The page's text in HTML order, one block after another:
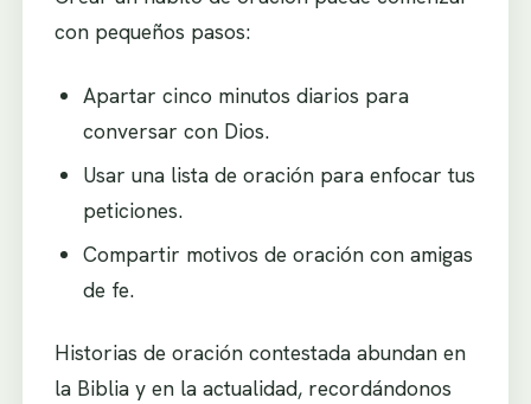
con pequeños pasos:
Apartar cinco minutos diarios para
conversar con Dios.
Usar una lista de oración para enfocar tus
peticiones.
Compartir motivos de oración con amigas
de fe.
Historias de oración contestada abundan en
la Biblia y en la actualidad, recordándonos